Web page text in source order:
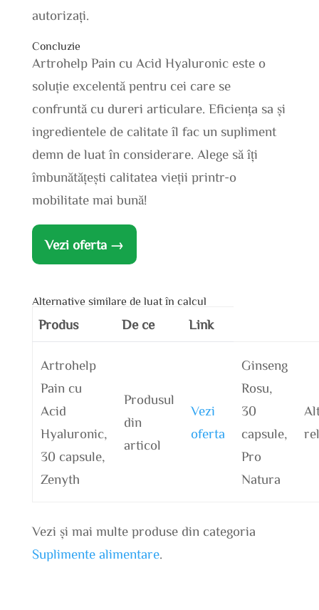
autorizați.
Concluzie
Artrohelp Pain cu Acid Hyaluronic este o
soluție excelentă pentru cei care se
confruntă cu dureri articulare. Eficiența sa și
ingredientele de calitate îl fac un supliment
demn de luat în considerare. Alege să îți
îmbunătățești calitatea vieții printr-o
mobilitate mai bună!
Vezi oferta →
Alternative similare de luat în calcul
Produs De ce Link
Artrohelp
Pain cu
Acid
Hyaluronic,
30 capsule,
Zenyth
Produsul
din
articol
Vezi
oferta
Ginseng
Rosu,
30
capsule,
Pro
Natura
Vezi și mai multe produse din categoria
Suplimente alimentare.